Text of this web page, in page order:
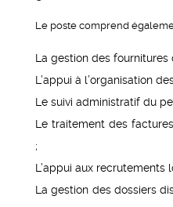
Le poste comprend
La gestion des fournitures
L’appui à l’organisation
Le suivi administratif du
Le traitement des
;
L’appui aux recrutements
La gestion des dossiers